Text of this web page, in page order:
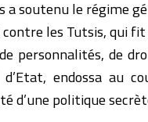
a soutenu le régime
les Tutsis, qui
personnalités, de
endossa au
d’une politique